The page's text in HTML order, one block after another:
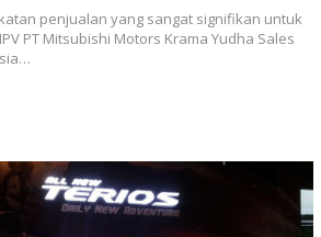
penjualan yang sangat signifikan untuk
PT Mitsubishi Motors Krama Yudha Sales